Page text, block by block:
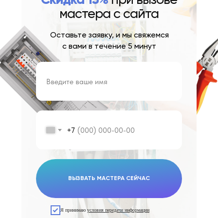
мастера с сайта
Оставьте заявку, и мы свяжемся
с вами в течение 5 минут
+7
ВЫЗВАТЬ МАСТЕРА СЕЙЧАС
Я принимаюусловия передачи информации